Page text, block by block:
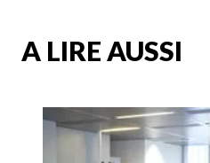
A LIRE AUSSI